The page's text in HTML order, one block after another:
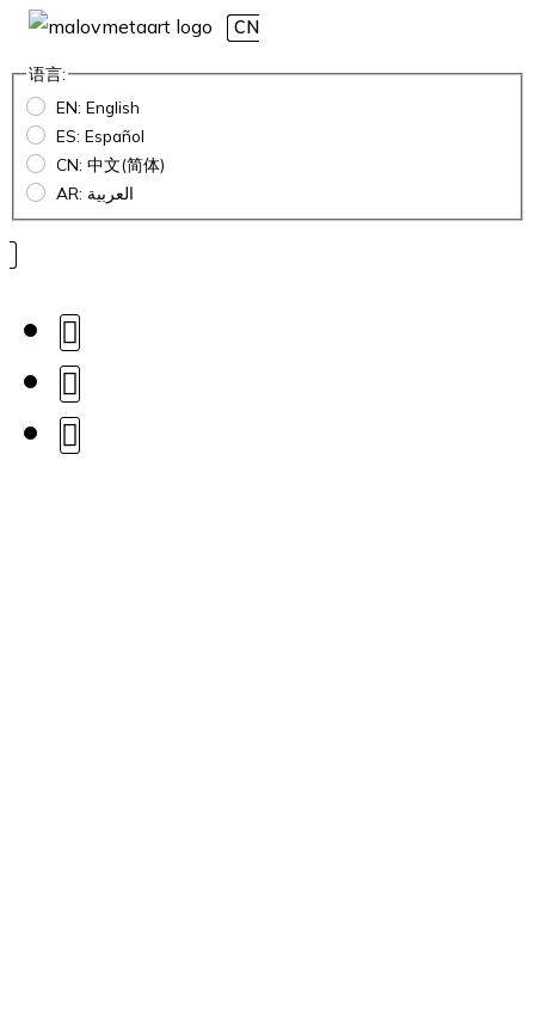
CN
语言:
EN: English
ES: Español
CN: 中文(简体)
AR: العربية